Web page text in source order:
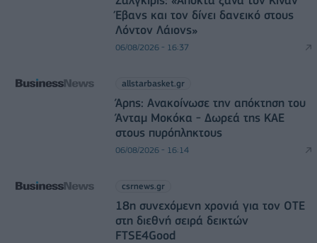
Έβανς και τον δίνει δανεικό στους
Λόντον Λάιονς»
06/08/2026 - 16:37
allstarbasket.gr
Άρης: Ανακοίνωσε την απόκτηση του
Άνταμ Μοκόκα - Δωρεά της ΚΑΕ
στους πυρόπληκτους
06/08/2026 - 16:14
csrnews.gr
18η συνεχόμενη χρονιά για τον ΟΤΕ
στη διεθνή σειρά δεικτών
FTSE4Good